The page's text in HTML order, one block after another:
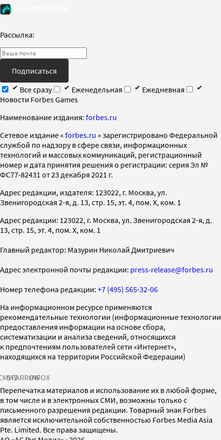
Рассылка:
Подписаться
Все сразу
Еженедельная
Ежедневная
Новости Forbes Games
Наименование издания: forbes.ru
Cетевое издание « forbes.ru » зарегистрировано Федеральной
службой по надзору в сфере связи, информационных
технологий и массовых коммуникаций, регистрационный
номер и дата принятия решения о регистрации: серия Эл №
ФС77-82431 от 23 декабря 2021 г.
Адрес редакции, издателя: 123022, г. Москва, ул.
Звенигородская 2-я, д. 13, стр. 15, эт. 4, пом. X, ком. 1
Адрес редакции: 123022, г. Москва, ул. Звенигородская 2-я, д.
13, стр. 15, эт. 4, пом. X, ком. 1
Главный редактор: Мазурин Николай Дмитриевич
Адрес электронной почты редакции: press-release@forbes.ru
Номер телефона редакции: +7 (495) 565-32-06
На информационном ресурсе применяются
рекомендательные технологии (информационные технологии
предоставления информации на основе сбора,
систематизации и анализа сведений, относящихся
к предпочтениям пользователей сети «Интернет»,
находящихся на территории Российской Федерации)
SPARROWINFOX
Перепечатка материалов и использование их в любой форме,
в том числе и в электронных СМИ, возможны только с
письменного разрешения редакции. Товарный знак Forbes
является исключительной собственностью Forbes Media Asia
Pte. Limited. Все права защищены.